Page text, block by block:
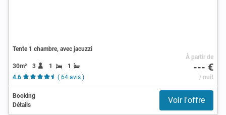
Tente 1 chambre, avec jacuzzi
30m² 3 1
1
4.6
( 64 avis )
À partir de
--- €
/ nuit
Booking
Détails
Voir l'offre